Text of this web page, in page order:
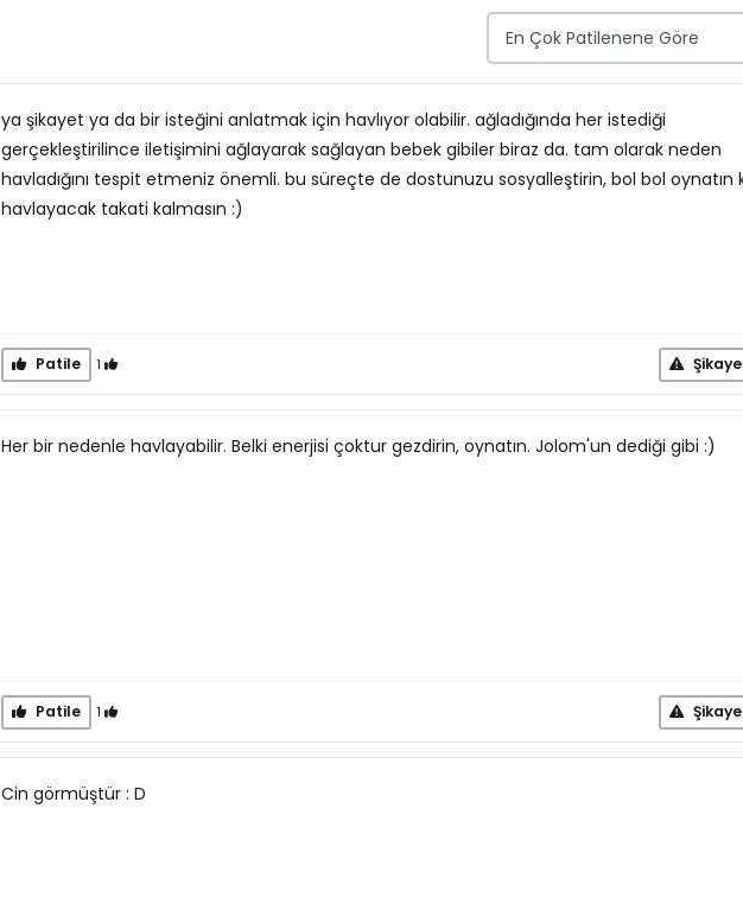
ya şikayet ya da bir isteğini anlatmak için havlıyor olabilir. ağladığında her istediği
gerçekleştirilince iletişimini ağlayarak sağlayan bebek gibiler biraz da. tam olarak neden
havladığını tespit etmeniz önemli. bu süreçte de dostunuzu sosyalleştirin, bol bol oynatın
havlayacak takati kalmasın :)
Patile 1
Her bir nedenle havlayabilir. Belki enerjisi çoktur gezdirin, oynatın. Jolom'un dediği gibi :)
Patile 1
Cin görmüştür : D